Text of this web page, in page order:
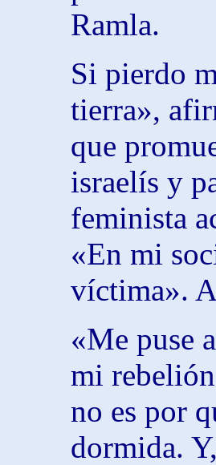
Ramla.
Si pierdo
tierra»,
que
israelís y
feminista
«En mi
víctima».
«Me puse
mi
no es por
dormida.